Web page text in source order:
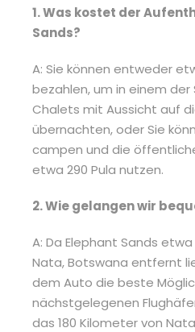
1. Was kostet der
Sands?
A: Sie können entweder
bezahlen, um in einem
Chalets mit Aussicht auf
übernachten, oder Sie
campen und die
etwa 290 Pula nutzen.
2. Wie gelangen wir
A: Da Elephant Sands
Nata, Botswana entfernt
dem Auto die beste
nächstgelegenen
das 180 Kilometer von